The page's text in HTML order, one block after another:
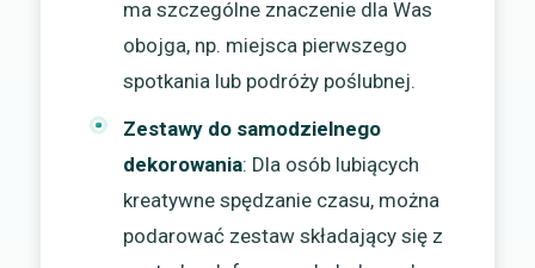
ma szczególne znaczenie dla Was
obojga, np. miejsca pierwszego
spotkania lub podróży poślubnej.
Zestawy do samodzielnego
dekorowania: Dla osób lubiących
kreatywne spędzanie czasu, można
podarować zestaw składający się z